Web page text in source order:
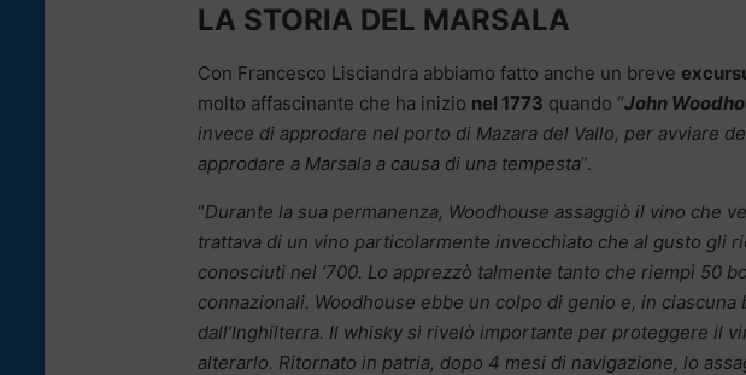
LA STORIA DEL MARSALA
Con Francesco Lisciandra abbiamo fatto anche un breve
molto affascinante che ha inizio nel 1773 quando “John
invece di approdare nel porto di Mazara del Vallo, per avviare
approdare a Marsala a causa di una tempesta”.
“Durante la sua permanenza, Woodhouse assaggiò il vino che
trattava di un vino particolarmente invecchiato che al gusto gli
conosciuti nel ‘700. Lo apprezzò talmente tanto che riempì 50
connazionali. Woodhouse ebbe un colpo di genio e, in
dall’Inghilterra. Il whisky si rivelò importante per proteggere il
alterarlo. Ritornato in patria, dopo 4 mesi di navigazione, lo